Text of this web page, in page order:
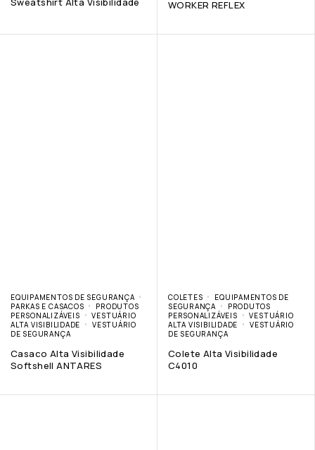
WORKER REFLEX
EQUIPAMENTOS DE SEGURANÇA
PARKAS E CASACOS
PRODUTOS
PERSONALIZÁVEIS
VESTUÁRIO
ALTA VISIBILIDADE
VESTUÁRIO
DE SEGURANÇA
Casaco Alta Visibilidade
Softshell ANTARES
COLETES
EQUIPAMENTOS DE
SEGURANÇA
PRODUTOS
PERSONALIZÁVEIS
VESTUÁRIO
ALTA VISIBILIDADE
VESTUÁRIO
DE SEGURANÇA
Colete Alta Visibilidade
C4010